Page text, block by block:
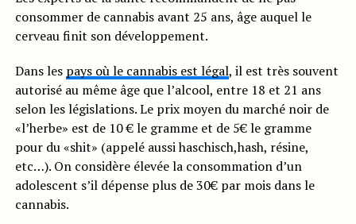
consommer de cannabis avant 25 ans, âge auquel le
cerveau finit son développement.
Dans les pays où le cannabis est légal, il est très souvent
autorisé au même âge que l’alcool, entre 18 et 21 ans
selon les législations. Le prix moyen du marché noir de
«l’herbe» est de 10 € le gramme et de 5€ le gramme
pour du «shit» (appelé aussi haschisch,hash, résine,
etc…). On considère élevée la consommation d’un
adolescent s’il dépense plus de 30€ par mois dans le
cannabis.